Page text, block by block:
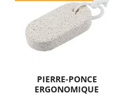
PIERRE-PONCE
ERGONOMIQUE